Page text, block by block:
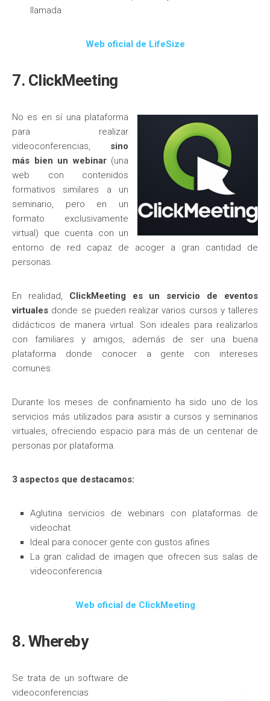
llamada
Web oficial de LifeSize
7. ClickMeeting
No es en sí una plataforma
para realizar
videoconferencias, sino
más bien un webinar(una
web con contenidos
formativos similares a un
seminario, pero en un
formato exclusivamente
virtual) que cuenta con un
entorno de red capaz de acoger a gran cantidad de
personas.
En realidad, ClickMeeting es un servicio de eventos
virtuales donde se pueden realizar varios cursos y talleres
didácticos de manera virtual. Son ideales para realizarlos
con familiares y amigos, además de ser una buena
plataforma donde conocer a gente con intereses
comunes.
Durante los meses de confinamiento ha sido uno de los
servicios más utilizados para asistir a cursos y seminarios
virtuales, ofreciendo espacio para más de un centenar de
personas por plataforma.
3 aspectos que destacamos:
Aglutina servicios de webinars con plataformas de
videochat
Ideal para conocer gente con gustos afines
La gran calidad de imagen que ofrecen sus salas de
videoconferencia
Web oficial de ClickMeeting
8. Whereby
Se trata de un software de
videoconferencias